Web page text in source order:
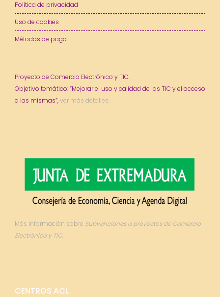
Política de privacidad
Uso de cookies
Métodos de pago
Proyecto de Comercio Electrónico y TIC.
Objetivo temático: “Mejorar el uso y calidad de las TIC y el acceso
a las mismas”,ver más detalles.
Más información sobre Subvenciones a proyectos de Comercio
Electrónico y TIC.
CENTROS ACL